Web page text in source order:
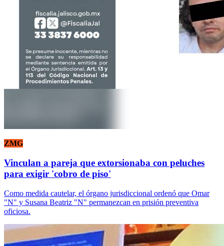
ZMG
Vinculan a pareja que extorsionaba con peluches
para exigir 'cobro de piso'
Como medida cautelar, el órgano jurisdiccional ordenó que Omar
"N" y Susana Beatriz "N" permanezcan en prisión preventiva
oficiosa.